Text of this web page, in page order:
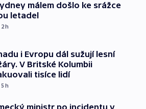
málem došlo ke srážce
letadel
2h
i Evropu dál sužují lesní
V Britské Kolumbii
tisíce lidí
5h
ministr po incidentu v